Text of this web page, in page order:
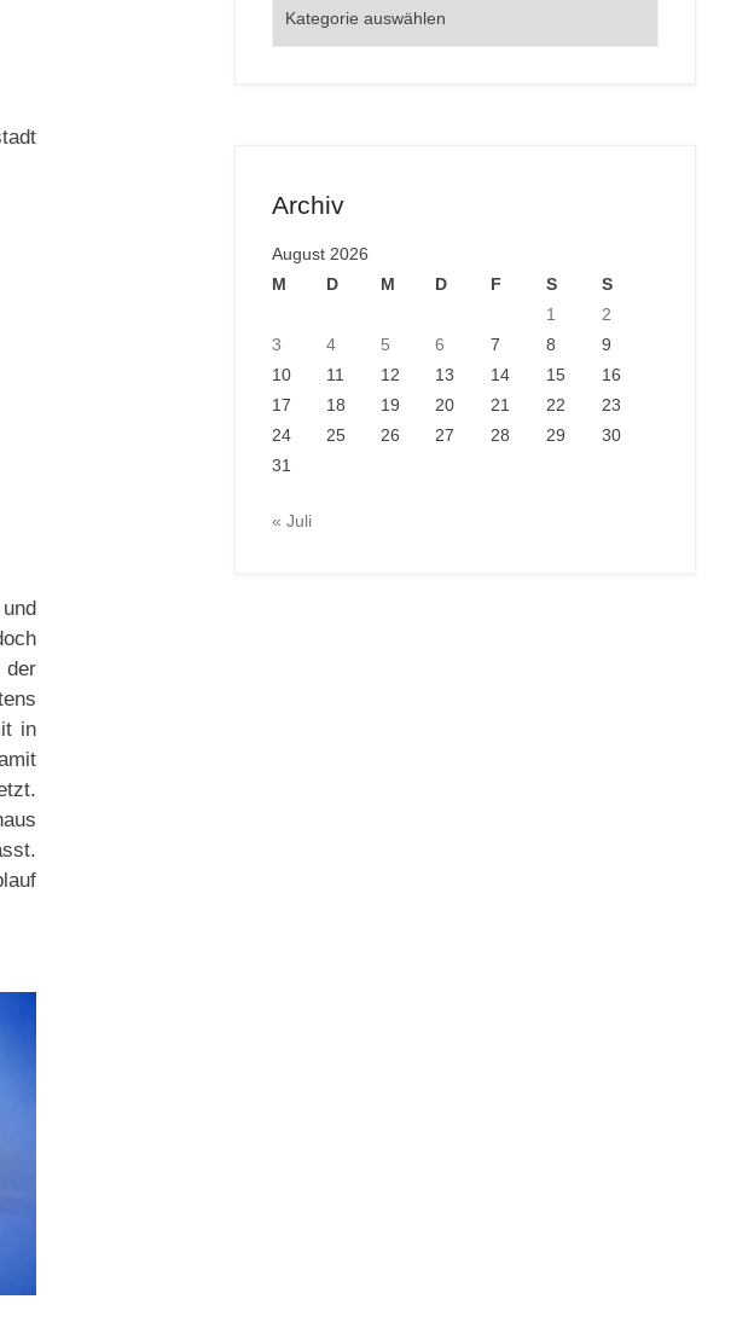
der
in
Archiv
August 2026
M
D M D F S
S
1
2
3
4 5 6 7 8
9
10
11 12 13 14 15
16
17
18 19 20 21 22
23
24
25 26 27 28 29
30
31
« Juli